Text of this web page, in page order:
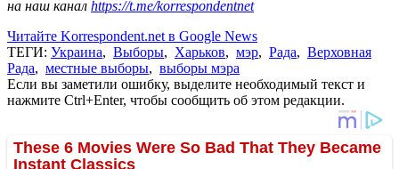
на наш канал https://t.me/korrespondentnet
Читайте Korrespondent.net в Google News
ТЕГИ: Украина, Выборы, Харьков, мэр, Рада, Верховная
Рада, местные выборы, выборы мэра
Если вы заметили ошибку, выделите необходимый текст и
нажмите Ctrl+Enter, чтобы сообщить об этом редакции.